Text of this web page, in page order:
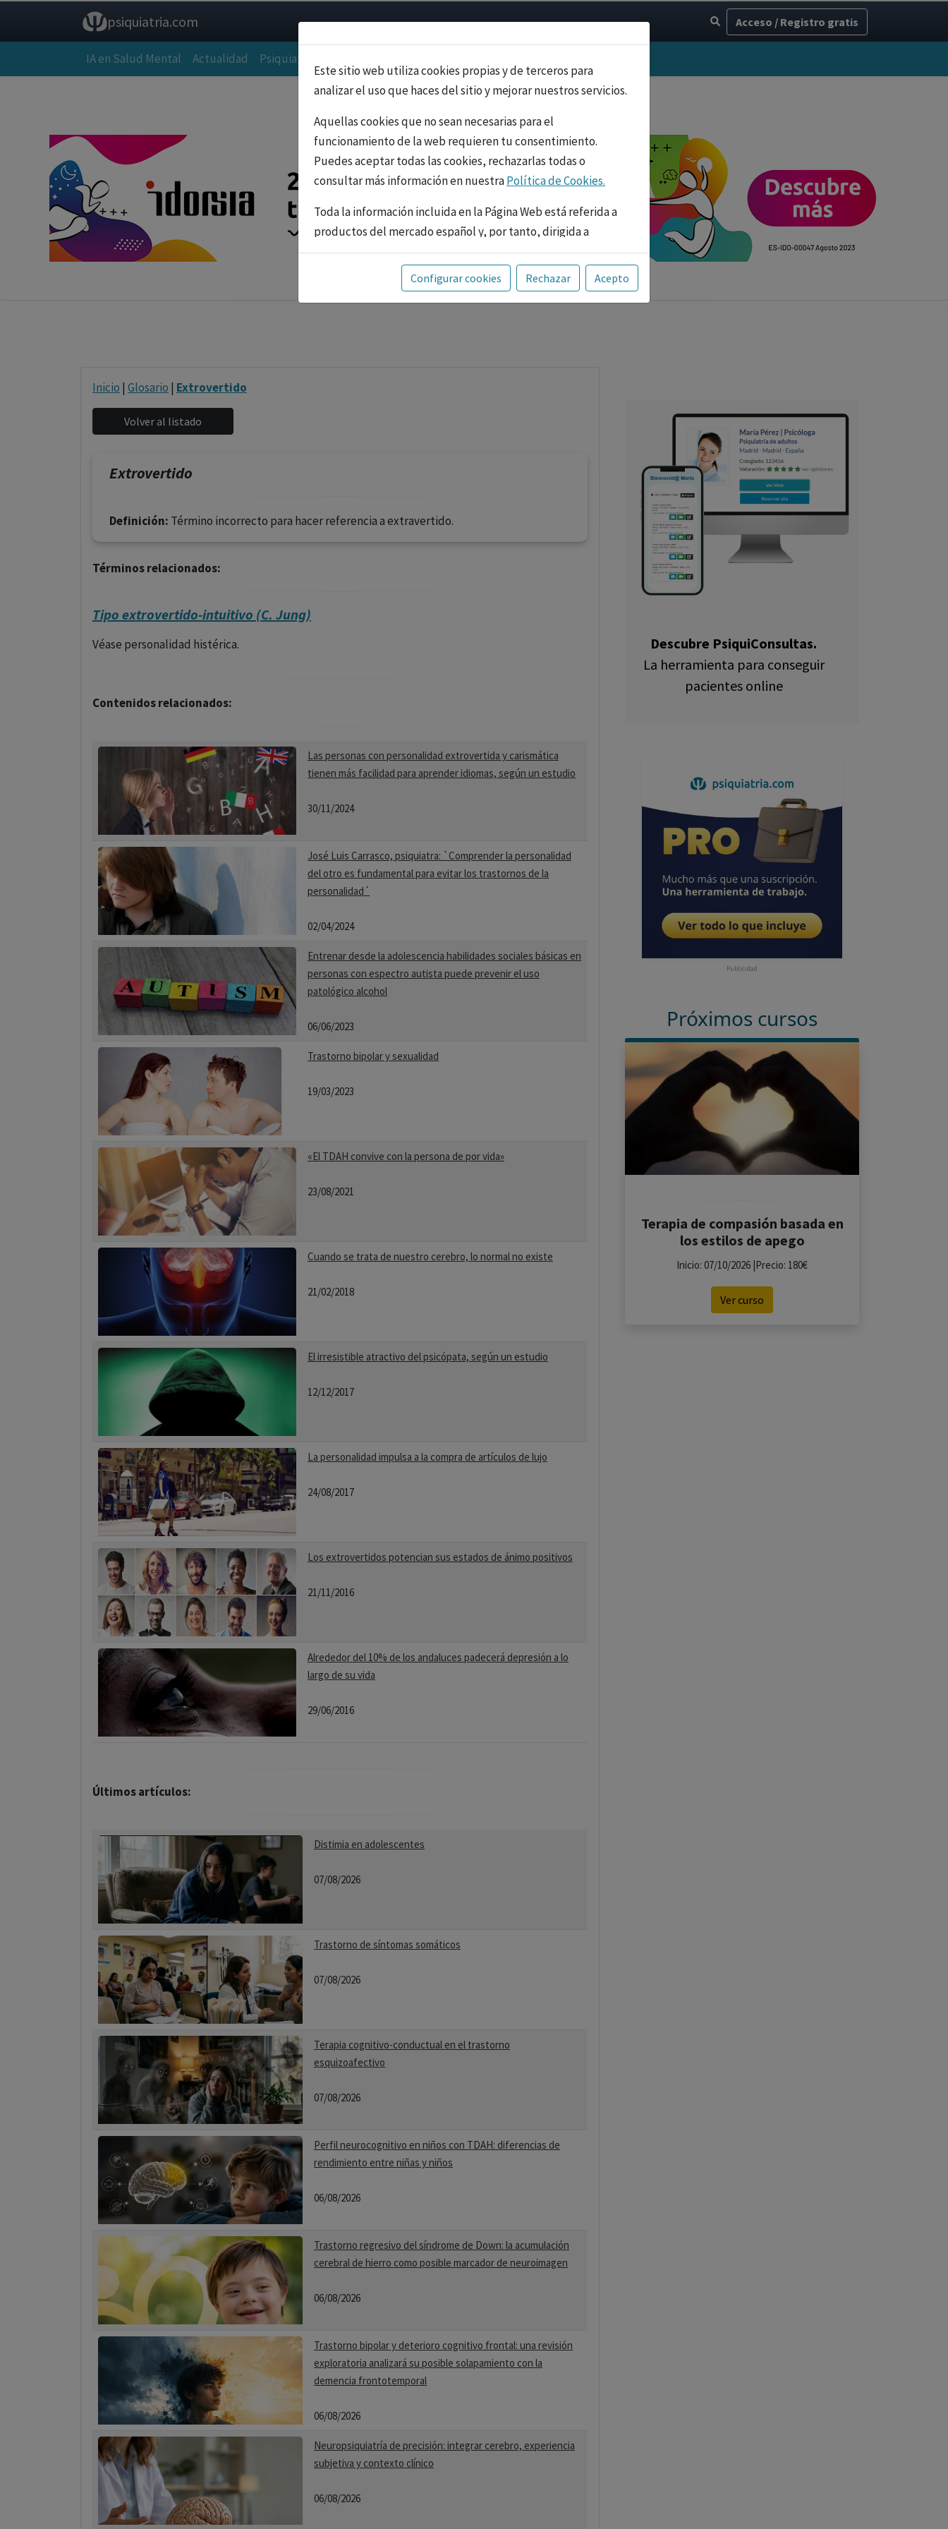
psiquiatria.com Acceso / Registro gratis
IA en Salud Mental Actualidad Psiquiatría
Este sitio web utiliza cookies propias y de terceros para
analizar el uso que haces del sitio y mejorar nuestros servicios.
Aquellas cookies que no sean necesarias para el
funcionamiento de la web requieren tu consentimiento.
Puedes aceptar todas las cookies, rechazarlas todas o
consultar más información en nuestraPolítica de Cookies.
Toda la información incluida en la Página Web está referida a
productos del mercado español y, por tanto, dirigida a
profesionales sanitarios legalmente facultados para
prescribir o dispensar medicamentos con ejercicio
profesional. La información técnica de los fármacos se facilita
Configurar cookies Rechazar Acepto
Inicio | Glosario | Extrovertido
Extrovertido
Definición: Término incorrecto para hacer referencia a extravertido.
Términos relacionados:
Tipo extrovertido-intuitivo (C. Jung)
Véase personalidad histérica.
Contenidos relacionados:
Las personas con personalidad extrovertida y carismática
tienen más facilidad para aprender idiomas, según un estudio
30/11/2024
José Luis Carrasco, psiquiatra: `Comprender la personalidad
del otro es fundamental para evitar los trastornos de la
personalidad´
02/04/2024
Entrenar desde la adolescencia habilidades sociales básicas en
personas con espectro autista puede prevenir el uso
patológico alcohol
06/06/2023
Trastorno bipolar y sexualidad
19/03/2023
«El TDAH convive con la persona de por vida»
23/08/2021
Cuando se trata de nuestro cerebro, lo normal no existe
21/02/2018
El irresistible atractivo del psicópata, según un estudio
12/12/2017
La personalidad impulsa a la compra de artículos de lujo
24/08/2017
Los extrovertidos potencian sus estados de ánimo positivos
21/11/2016
Alrededor del 10% de los andaluces padecerá depresión a lo
largo de su vida
29/06/2016
Últimos artículos:
Distimia en adolescentes
07/08/2026
Trastorno de síntomas somáticos
07/08/2026
Terapia cognitivo-conductual en el trastorno
esquizoafectivo
07/08/2026
Perfil neurocognitivo en niños con TDAH: diferencias de
rendimiento entre niñas y niños
06/08/2026
Trastorno regresivo del síndrome de Down: la acumulación
cerebral de hierro como posible marcador de neuroimagen
06/08/2026
Trastorno bipolar y deterioro cognitivo frontal: una revisión
exploratoria analizará su posible solapamiento con la
demencia frontotemporal
06/08/2026
Neuropsiquiatría de precisión: integrar cerebro, experiencia
subjetiva y contexto clínico
06/08/2026
Descubre PsiquiConsultas.
La herramienta para conseguir
pacientes online
Publicidad
Próximos cursos
Terapia de compasión basada en
los estilos de apego
Inicio: 07/10/2026 |Precio: 180€
Ver curso